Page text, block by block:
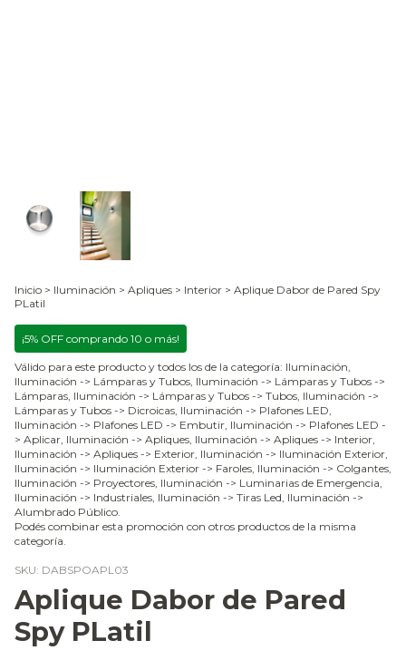
Inicio > Iluminación > Apliques > Interior > Aplique Dabor de Pared Spy
PLatil
¡5% OFF comprando 10 o más!
Válido para este producto y todos los de la categoría: Iluminación,
Iluminación -> Lámparas y Tubos, Iluminación -> Lámparas y Tubos ->
Lámparas, Iluminación -> Lámparas y Tubos -> Tubos, Iluminación ->
Lámparas y Tubos -> Dicroicas, Iluminación -> Plafones LED,
Iluminación -> Plafones LED -> Embutir, Iluminación -> Plafones LED -
> Aplicar, Iluminación -> Apliques, Iluminación -> Apliques -> Interior,
Iluminación -> Apliques -> Exterior, Iluminación -> Iluminación Exterior,
Iluminación -> Iluminación Exterior -> Faroles, Iluminación -> Colgantes,
Iluminación -> Proyectores, Iluminación -> Luminarias de Emergencia,
Iluminación -> Industriales, Iluminación -> Tiras Led, Iluminación ->
Alumbrado Público.
Podés combinar esta promoción con otros productos de la misma
categoría.
SKU: DABSPOAPL03
Aplique Dabor de Pared
Spy PLatil